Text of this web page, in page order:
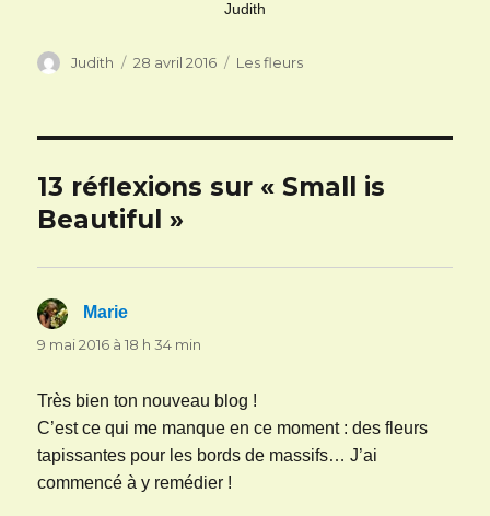
Judith
Auteur
Judith
Publié
28 avril 2016 Catégories
Les fleurs
13 réflexions sur « Small is
Beautiful »
Marie
9 mai 2016 à 18 h 34 min
Très bien ton nouveau blog !
C’est ce qui me manque en ce moment : des fleurs
tapissantes pour les bords de massifs… J’ai
commencé à y remédier !